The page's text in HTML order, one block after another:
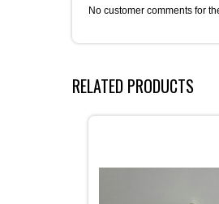
No customer comments for
RELATED PRODUCTS